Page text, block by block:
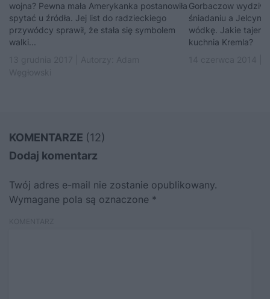
wojna? Pewna mała Amerykanka postanowiła
spytać u źródła. Jej list do radzieckiego
przywódcy sprawił, że stała się symbolem
walki...
Gorbaczow
śniadaniu a Jelcyn
wódkę. Jakie
kuchnia Kremla?
KOMENTARZE (12)
Dodaj komentarz
Twój adres e-mail nie zostanie opublikowany.
Wymagane pola są oznaczone *